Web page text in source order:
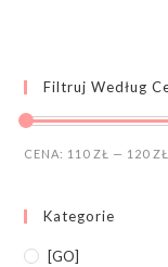
Filtruj Według
CENA: 110 ZŁ — 120 ZŁ
Kategorie
[GO]